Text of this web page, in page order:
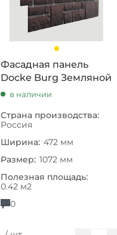
Фасадная панель
Docke Burg Земляной
в наличии
Страна производства:
Россия
Ширина: 472 мм
Размер: 1072 мм
Полезная площадь:
0.42 м2
0